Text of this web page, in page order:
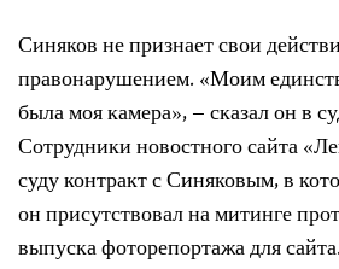
Синяков не признает свои
правонарушением. «Моим
была моя камера», – сказал он в
Сотрудники новостного сайта
суду контракт с Синяковым, в
он присутствовал на митинге
выпуска фоторепортажа для сайта.